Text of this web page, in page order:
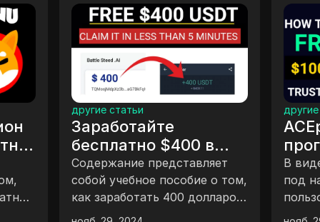
$400 в
токенах USDT за 5
|| Обновление
обмену
представляет
учебное пособие о том,
заработать 400 долларов,
приложение
ACEplay
В видео
под названием Ace
пользователи
игры, делать